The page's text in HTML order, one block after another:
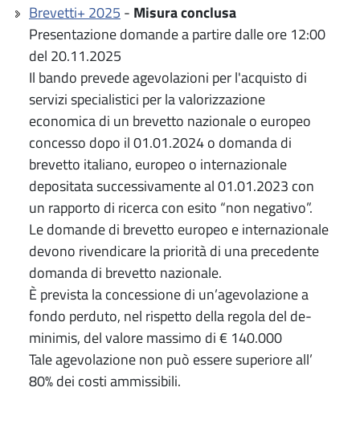
Brevetti+ 2025 - Misura conclusa
Presentazione domande a partire dalle ore 12:00
del 20.11.2025
Il bando prevede agevolazioni per l'acquisto di
servizi specialistici per la valorizzazione
economica di un brevetto nazionale o europeo
concesso dopo il 01.01.2024 o domanda di
brevetto italiano, europeo o internazionale
depositata successivamente al 01.01.2023 con
un rapporto di ricerca con esito “non negativo”.
Le domande di brevetto europeo e internazionale
devono rivendicare la priorità di una precedente
domanda di brevetto nazionale.
È prevista la concessione di un’agevolazione a
fondo perduto, nel rispetto della regola del de-
minimis, del valore massimo di € 140.000
Tale agevolazione non può essere superiore all’
80% dei costi ammissibili.